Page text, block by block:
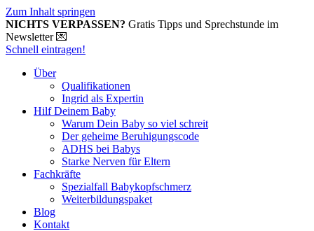
Zum Inhalt springen
NICHTS VERPASSEN? Gratis Tipps und Sprechstunde im
Newsletter 💌
Schnell eintragen!
Über
Qualifikationen
Ingrid als Expertin
Hilf Deinem Baby
Warum Dein Baby so viel schreit
Der geheime Beruhigungscode
ADHS bei Babys
Starke Nerven für Eltern
Fachkräfte
Spezialfall Babykopfschmerz
Weiterbildungspaket
Blog
Kontakt